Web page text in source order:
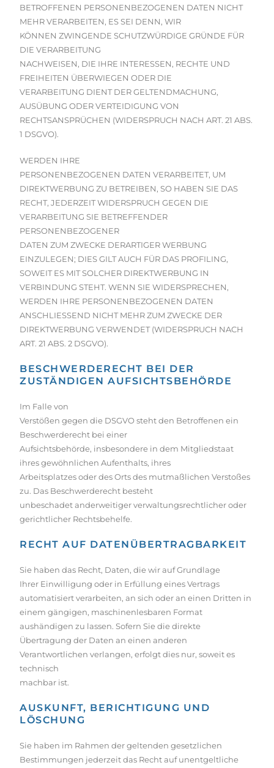
BETROFFENEN PERSONENBEZOGENEN DATEN NICHT
MEHR VERARBEITEN, ES SEI DENN, WIR
KÖNNEN ZWINGENDE SCHUTZWÜRDIGE GRÜNDE FÜR
DIE VERARBEITUNG
NACHWEISEN, DIE IHRE INTERESSEN, RECHTE UND
FREIHEITEN ÜBERWIEGEN ODER DIE
VERARBEITUNG DIENT DER GELTENDMACHUNG,
AUSÜBUNG ODER VERTEIDIGUNG VON
RECHTSANSPRÜCHEN (WIDERSPRUCH NACH ART. 21 ABS.
1 DSGVO).
WERDEN IHRE
PERSONENBEZOGENEN DATEN VERARBEITET, UM
DIREKTWERBUNG ZU BETREIBEN, SO HABEN SIE DAS
RECHT, JEDERZEIT WIDERSPRUCH GEGEN DIE
VERARBEITUNG SIE BETREFFENDER
PERSONENBEZOGENER
DATEN ZUM ZWECKE DERARTIGER WERBUNG
EINZULEGEN; DIES GILT AUCH FÜR DAS PROFILING,
SOWEIT ES MIT SOLCHER DIREKTWERBUNG IN
VERBINDUNG STEHT. WENN SIE WIDERSPRECHEN,
WERDEN IHRE PERSONENBEZOGENEN DATEN
ANSCHLIESSEND NICHT MEHR ZUM ZWECKE DER
DIREKTWERBUNG VERWENDET (WIDERSPRUCH NACH
ART. 21 ABS. 2 DSGVO).
BESCHWERDE­RECHT BEI DER
ZUSTÄNDIGEN AUFSICHTS­BEHÖRDE
Im Falle von
Verstößen gegen die DSGVO steht den Betroffenen ein
Beschwerderecht bei einer
Aufsichtsbehörde, insbesondere in dem Mitgliedstaat
ihres gewöhnlichen Aufenthalts, ihres
Arbeitsplatzes oder des Orts des mutmaßlichen Verstoßes
zu. Das Beschwerderecht besteht
unbeschadet anderweitiger verwaltungsrechtlicher oder
gerichtlicher Rechtsbehelfe.
RECHT AUF DATEN­ÜBERTRAG­BARKEIT
Sie haben das Recht, Daten, die wir auf Grundlage
Ihrer Einwilligung oder in Erfüllung eines Vertrags
automatisiert verarbeiten, an sich oder an einen Dritten in
einem gängigen, maschinenlesbaren Format
aushändigen zu lassen. Sofern Sie die direkte
Übertragung der Daten an einen anderen
Verantwortlichen verlangen, erfolgt dies nur, soweit es
technisch
machbar ist.
AUSKUNFT, BERICHTIGUNG UND
LÖSCHUNG
Sie haben im Rahmen der geltenden gesetzlichen
Bestimmungen jederzeit das Recht auf unentgeltliche